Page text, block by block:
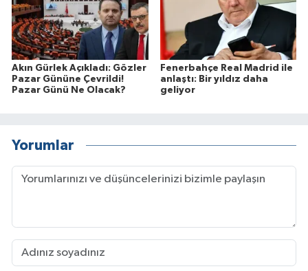
Akın Gürlek Açıkladı: Gözler
Pazar Gününe Çevrildi!
Pazar Günü Ne Olacak?
Fenerbahçe Real Madrid ile
anlaştı: Bir yıldız daha
geliyor
Yorumlar